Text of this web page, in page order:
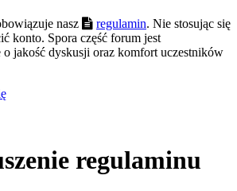
nasz regulamin. Nie stosując się
konto. Spora część forum jest
o jakość dyskusji oraz komfort uczestników
regulaminu